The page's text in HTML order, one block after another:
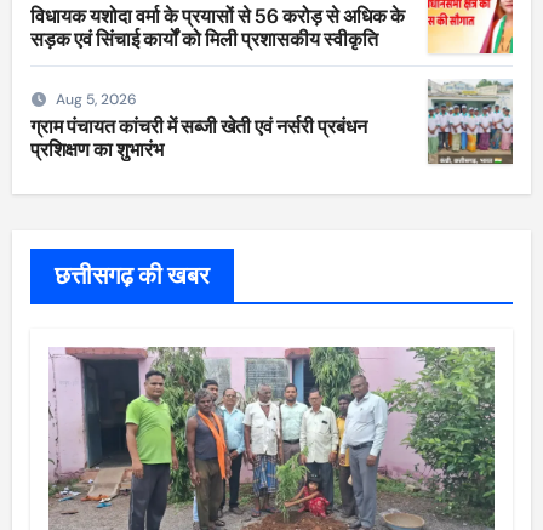
विधायक यशोदा वर्मा के प्रयासों से 56 करोड़ से अधिक के
सड़क एवं सिंचाई कार्यों को मिली प्रशासकीय स्वीकृति
Aug 5, 2026
ग्राम पंचायत कांचरी में सब्जी खेती एवं नर्सरी प्रबंधन
प्रशिक्षण का शुभारंभ
छत्तीसगढ़ की खबर